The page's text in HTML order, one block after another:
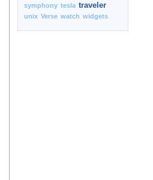
symphony tesla traveler
unix Verse watch widgets